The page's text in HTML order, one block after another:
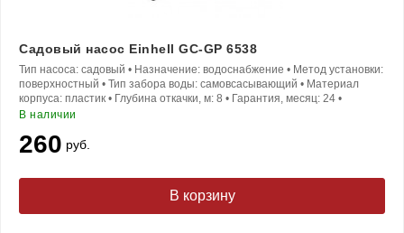
Садовый насос Einhell GC-GP 6538
Тип насоса: садовый • Назначение: водоснабжение • Метод установки:
поверхностный • Тип забора воды: самовсасывающий • Материал
корпуса: пластик • Глубина откачки, м: 8 • Гарантия, месяц: 24 •
В наличии
260 руб.
В корзину